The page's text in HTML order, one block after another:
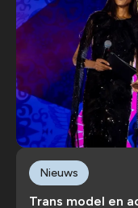
Trans model en
Nieuws